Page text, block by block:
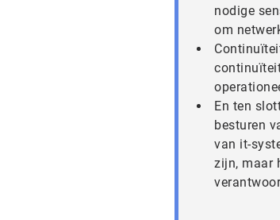
nodige
om
En ten
besturen
van it-
zijn, maar